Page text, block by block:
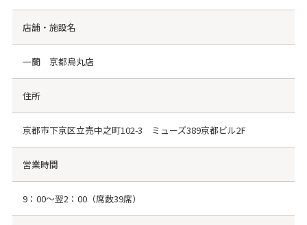
店舗・施設名
一蘭 京都烏丸店
住所
京都市下京区立売中之町102-3 ミューズ389京都ビル2F
営業時間
9：00～翌2：00（席数39席）